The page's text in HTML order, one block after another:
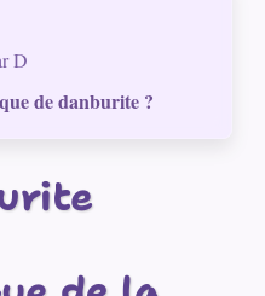
D
de danburite ?